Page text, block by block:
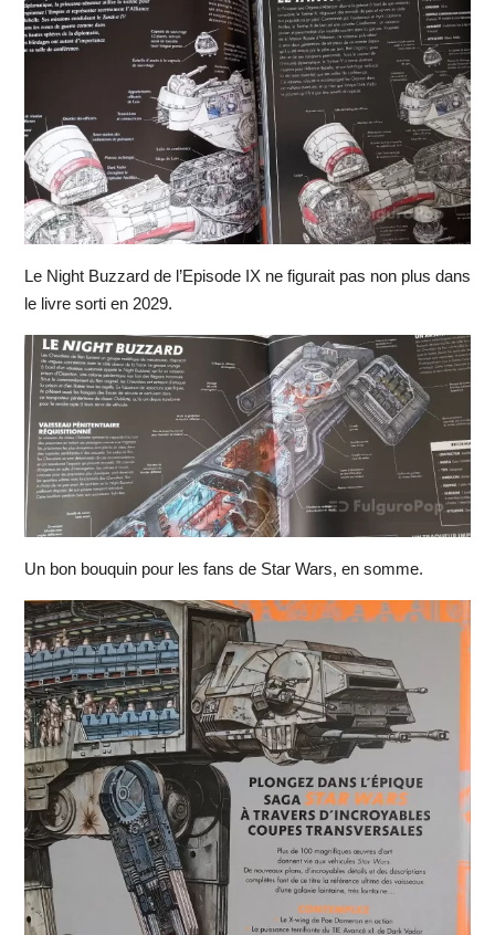
Le Night Buzzard de l’Episode IX ne figurait pas non plus dans
le livre sorti en 2029.
Un bon bouquin pour les fans de Star Wars, en somme.